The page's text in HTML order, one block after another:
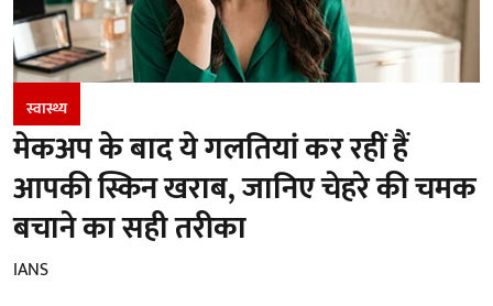
स्वास्थ्य
मेकअप के बाद ये गलतियां कर रहीं हैं
आपकी स्किन खराब, जानिए चेहरे की चमक
बचाने का सही तरीका
IANS